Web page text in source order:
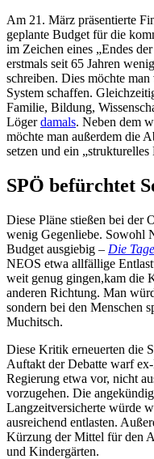
Am 21. März präsentierte
geplante Budget für die
im Zeichen eines „Endes
erstmals seit 65 Jahren
schreiben. Dies möchte
System schaffen.
Familie, Bildung,
Lögerdamals. Neben dem
möchte man außerdem die
setzen und ein
SPÖ befürchtet
Diese Pläne stießen bei der
wenig Gegenliebe. Sowohl
Budget ausgiebig – Die
NEOS etwa allfällige
weit genug gingen,kam die
anderen Richtung. Man
sondern bei den Menschen
Muchitsch.
Diese Kritik erneuerten die
Auftakt der Debatte warf
Regierung etwa vor, nicht
vorzugehen. Die
Langzeitversicherte würde
ausreichend entlasten.
Kürzung der Mittel für den
und Kindergärten.